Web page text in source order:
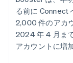
る前に Connect
2,000 件のアカ
2024 年 4 月ま
アカウントに増